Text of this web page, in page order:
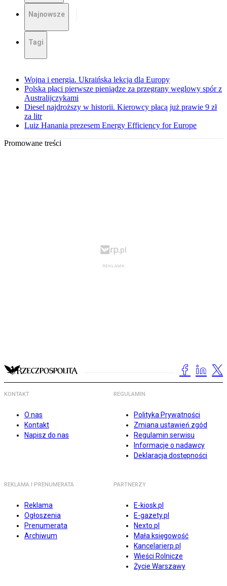
Najnowsze
Tagi
Wojna i energia. Ukraińska lekcja dla Europy
Polska płaci pierwsze pieniądze za przegrany węglowy spór z
Australijczykami
Diesel najdroższy w historii. Kierowcy płacą już prawie 9 zł
za litr
Luiz Hanania prezesem Energy Efficiency for Europe
Promowane treści
KONTAKT
O nas
Kontakt
Napisz do nas
REGULAMIN
Polityka Prywatności
Zmiana ustawień zgód
Regulamin serwisu
Informacje o nadawcy
Deklaracja dostępności
REKLAMA I PRENUMERATA
Reklama
Ogłoszenia
Prenumerata
Archiwum
PARTNERZY
E-kiosk.pl
E-gazety.pl
Nexto.pl
Mała księgowość
Kancelarierp.pl
Wieści Rolnicze
Życie Warszawy